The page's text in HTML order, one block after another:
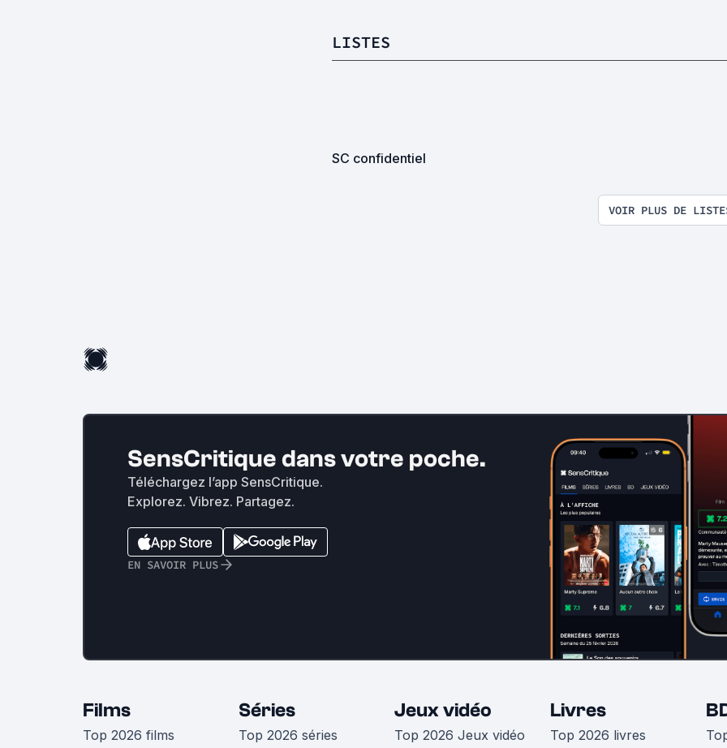
LISTES
SC confidentiel
VOIR PLUS DE
SensCritique dans votre poche.
Téléchargez l’app SensCritique.
Explorez. Vibrez. Partagez.
EN SAVOIR PLUS
Films
Top 2026 films
Séries
Top 2026 séries
Jeux vidéo
Top 2026 Jeux vidéo
Livres
Top 2026 livres